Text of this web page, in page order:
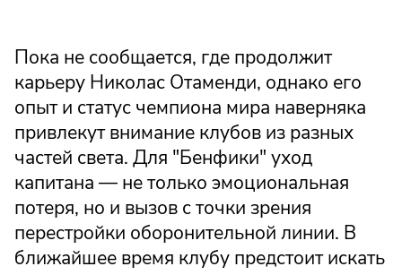
Пока не сообщается, где продолжит
карьеру Николас Отаменди, однако его
опыт и статус чемпиона мира наверняка
привлекут внимание клубов из разных
частей света. Для "Бенфики" уход
капитана — не только эмоциональная
потеря, но и вызов с точки зрения
перестройки оборонительной линии. В
ближайшее время клубу предстоит искать